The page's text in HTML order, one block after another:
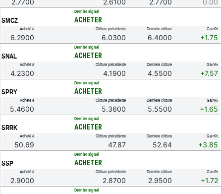
2.7700 2.6100 2.7700 0.00
SMCZ
Dernier signal
ACHETER
Acheté à
6.2900
Clôture précédente
6.0300
Dernière clôture
6.4000
Gain%
+1.75
SNAL
Dernier signal
ACHETER
Acheté à
4.2300
Clôture précédente
4.1900
Dernière clôture
4.5500
Gain%
+7.57
SPRY
Dernier signal
ACHETER
Acheté à
5.4600
Clôture précédente
5.3600
Dernière clôture
5.5500
Gain%
+1.65
SRRK
Dernier signal
ACHETER
Acheté à
50.69
Clôture précédente
47.87
Dernière clôture
52.64
Gain%
+3.85
SSP
Dernier signal
ACHETER
Acheté à
2.9000
Clôture précédente
2.8700
Dernière clôture
2.9500
Gain%
+1.72
Dernier signal